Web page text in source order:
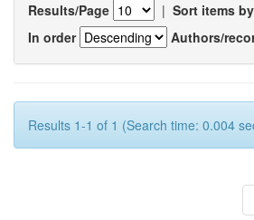
Results/Page | Sort items by
In order
Authors/
Results 1-1 of 1 (Search time: 0.004